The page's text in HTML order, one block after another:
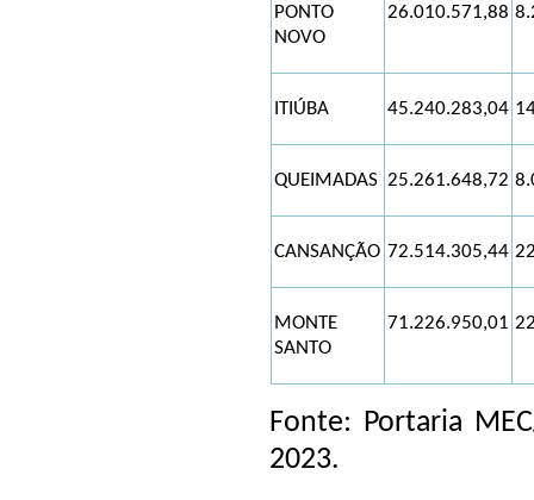
PONTO
NOVO
26.010.571,88
ITIÚBA 45.240.283,04
QUEIMADAS 25.261.648,72
CANSANÇÃO 72.514.305,44
MONTE
SANTO
71.226.950,01
Fonte: Portaria
2023.